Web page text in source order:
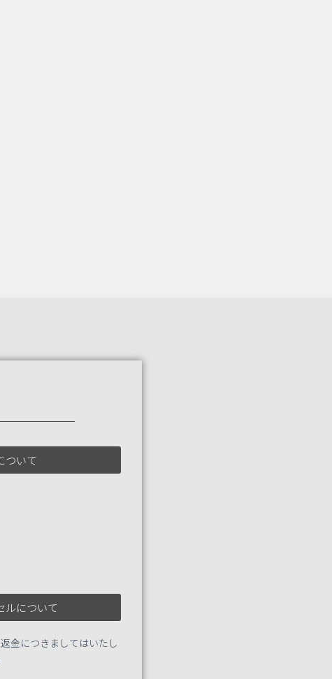
ついて
ルについて
金につきましてはいたし